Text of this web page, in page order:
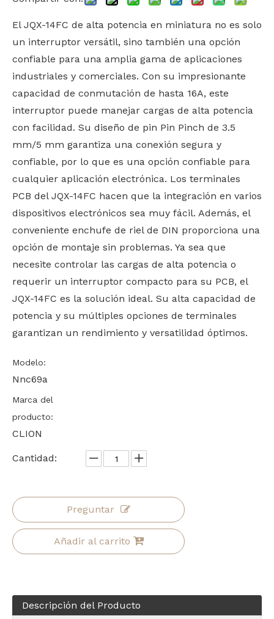
El JQX-14FC de alta potencia en miniatura no es solo
un interruptor versátil, sino también una opción
confiable para una amplia gama de aplicaciones
industriales y comerciales. Con su impresionante
capacidad de conmutación de hasta 16A, este
interruptor puede manejar cargas de alta potencia
con facilidad. Su diseño de pin Pin Pinch de 3.5
mm/5 mm garantiza una conexión segura y
confiable, por lo que es una opción confiable para
cualquier aplicación electrónica. Los terminales
PCB del JQX-14FC hacen que la integración en varios
dispositivos electrónicos sea muy fácil. Además, el
conveniente enchufe de riel de DIN proporciona una
opción de montaje sin problemas. Ya sea que
necesite controlar las cargas de alta potencia o
requerir un interruptor compacto para su PCB, el
JQX-14FC es la solución ideal. Su alta capacidad de
potencia y su múltiples opciones de terminales
garantizan un rendimiento y versatilidad óptimos.
Modelo:
Nnc69a
Marca del
producto:
CLION
Cantidad:
Preguntar
Añadir al carrito
Descripción del Producto